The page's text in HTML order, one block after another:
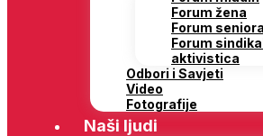
Forum žena
Forum seniora
Forum
aktivistica
Odbori i Savjeti
Video
Fotografije
Naši ljudi